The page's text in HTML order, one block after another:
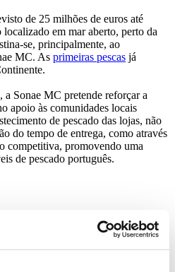
de 25 milhões de euros até
em mar aberto, perto da
se, principalmente, ao
MC. As primeiras pescas já
Sonae MC pretende reforçar a
apoio às comunidades locais
de pescado das lojas, não
do tempo de entrega, como através
competitiva, promovendo uma
de pescado português.